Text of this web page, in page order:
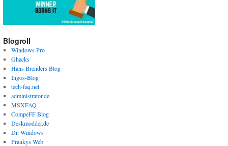
Blogroll
Windows Pro
Ghacks
Hans Brenders Blog
Ingos-Blog
tech-faq.net
administrator.de
MSXFAQ
CompeFF Blog
Deskmodder.de
Dr. Windows
Frankys Web